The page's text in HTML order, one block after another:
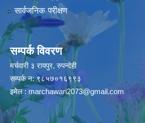
सार्वजनिक परीक्षण
सम्पर्क विवरण
मर्चवारी ३ रायपुर, रुपन्देही
सम्पर्क न: ९८५७०१६९९३
इमेल : marchawari2073@gmail.com